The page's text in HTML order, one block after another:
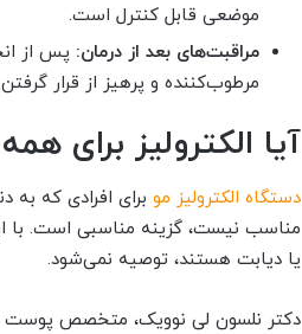
موضعی قابل کنترل است.
مراقبت‌های بعد از درمان: پس از
مرطوب‌کننده و پرهیز از قرار
آیا الکترولیز برای
دستگاه الکترولیز مو برای افرادی که
مناسب نیست، گزینه مناسبی است. با
یا دیابت هستند، توصیه نمی‌شود.
دکتر نلسون لی نوویک، متخصص پوست